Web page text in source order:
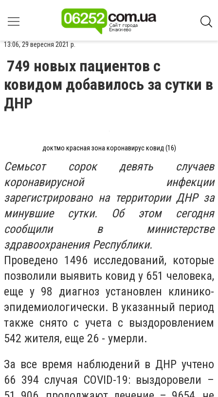
13:06, 29 вересня 2021 р.
749 новых пациентов с
ковидом добавилось за сутки в
ДНР
доктмо красная зона коронавирус ковид (16)
Семьсот сорок девять случаев
коронавирусной инфекции
зарегистрировано на территории ДНР за
минувшие сутки. Об этом сегодня
сообщили в министерстве
здравоохранения Республики.
Проведено 1496 исследований, которые
позволили выявить ковид у 651 человека,
еще у 98 диагноз установлен клинико-
эпидемиологически. В указанный период
также снято с учета с выздоровлением
542 жителя, еще 26 - умерли.
За все время наблюдений в ДНР учтено
66 394 случая COVID-19: выздоровели –